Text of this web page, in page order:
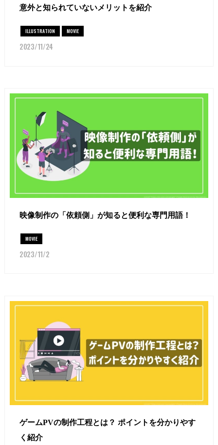
意外と知られていないメリットを紹介
ILLUSTRATION MOVIE
2023/11/24
映像制作の「依頼側」が知ると便利な専門用語！
MOVIE
2023/11/2
ゲームPVの制作工程とは？ ポイントを分かりやす
く紹介